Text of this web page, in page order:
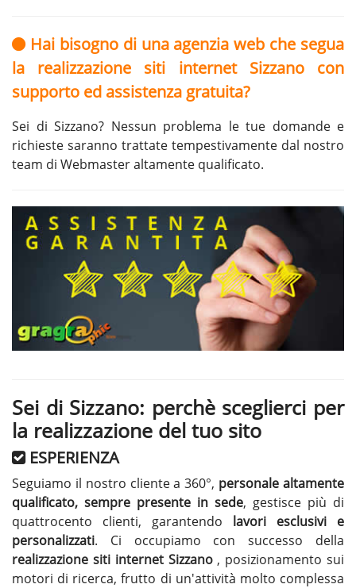
Hai bisogno di una agenzia web che segua
la realizzazione siti internet Sizzano con
supporto ed assistenza gratuita?
Sei di Sizzano? Nessun problema le tue domande e
richieste saranno trattate tempestivamente dal nostro
team di Webmaster altamente qualificato.
Sei di Sizzano: perchè sceglierci per
la realizzazione del tuo sito
ESPERIENZA
Seguiamo il nostro cliente a 360°, personale altamente
qualificato, sempre presente in sede, gestisce più di
quattrocento clienti, garantendo lavori esclusivi e
personalizzati. Ci occupiamo con successo della
realizzazione siti internet Sizzano, posizionamento sui
motori di ricerca, frutto di un'attività molto complessa